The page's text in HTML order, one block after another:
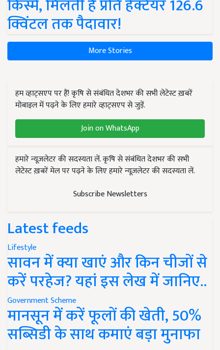
किस्में, मिलती है प्रति हेक्टेयर 126.6
क्विंटल तक पैदावार!
More Stories
हम व्हाट्सएप पर हैं! कृषि से संबंधित देशभर की सभी लेटेस्ट ख़बरें
मोबाइल में पढ़ने के लिए हमारे व्हाट्सएप से जुड़ें.
Join on WhatsApp
हमारे न्यूज़लेटर की सदस्यता लें. कृषि से संबंधित देशभर की सभी
लेटेस्ट ख़बरें मेल पर पढ़ने के लिए हमारे न्यूज़लेटर की सदस्यता लें.
Subscribe Newsletters
Latest feeds
Lifestyle
सावन में क्या खाएं और किन चीजों से
करें परहेज? यहां इस लेख में जानिए..
Government Scheme
मानसून में करें फूलों की खेती, 50%
सब्सिडी के साथ कमाएं बड़ा मुनाफा